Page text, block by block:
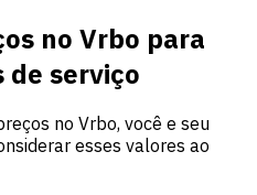
no Vrbo para
de serviço
no Vrbo, você e seu
esses valores ao